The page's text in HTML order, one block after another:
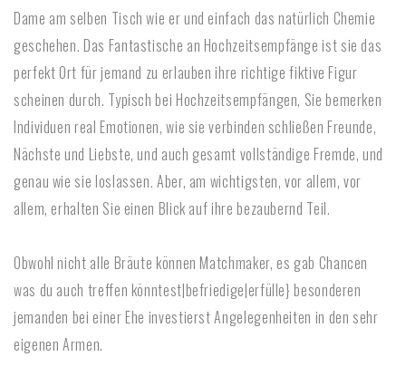
Dame am selben Tisch wie er und einfach das natürlich Chemie
geschehen. Das Fantastische an Hochzeitsempfänge ist sie das
perfekt Ort für jemand zu erlauben ihre richtige fiktive Figur
scheinen durch. Typisch bei Hochzeitsempfängen, Sie bemerken
Individuen real Emotionen, wie sie verbinden schließen Freunde,
Nächste und Liebste, und auch gesamt vollständige Fremde, und
genau wie sie loslassen. Aber, am wichtigsten, vor allem, vor
allem, erhalten Sie einen Blick auf ihre bezaubernd Teil.
Obwohl nicht alle Bräute können Matchmaker, es gab Chancen
was du auch treffen könntest|befriedige|erfülle} besonderen
jemanden bei einer Ehe investierst Angelegenheiten in den sehr
eigenen Armen.